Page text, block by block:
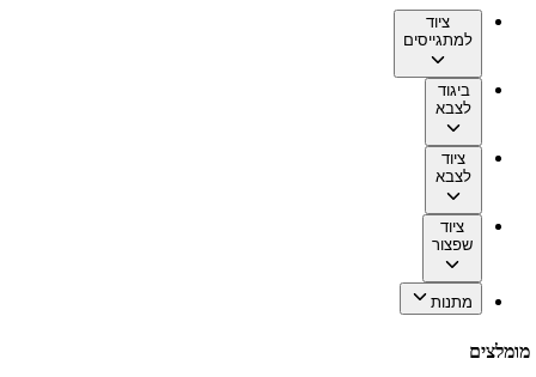
ציוד
למתגייסים
ביגוד
לצבא
ציוד
לצבא
ציוד
שפצור
מתנות
מומלצים